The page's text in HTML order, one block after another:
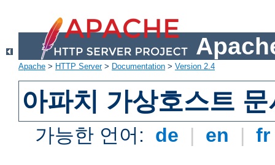
Apache > HTTP Server> Documentation > Version 2.4
아파치 가상호스트 문
가능한 언어: de | en |